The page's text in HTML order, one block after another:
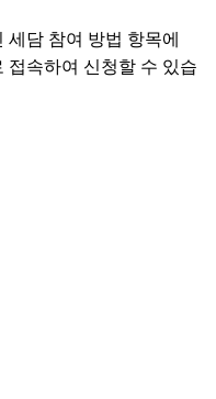
담 참여 방법 항목에
접속하여 신청할 수 있습